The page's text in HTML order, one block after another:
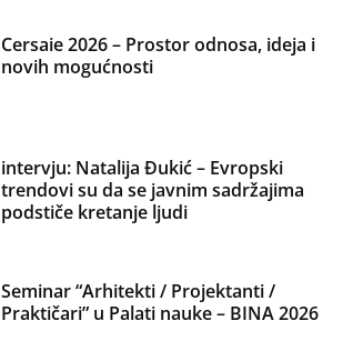
Cersaie 2026 – Prostor odnosa, ideja i
novih mogućnosti
intervju: Natalija Đukić – Evropski
trendovi su da se javnim sadržajima
podstiče kretanje ljudi
Seminar “Arhitekti / Projektanti /
Praktičari” u Palati nauke – BINA 2026